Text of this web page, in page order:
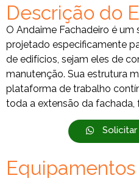
Descrição do
O Andaime Fachadeiro é
projetado especificamente
de edifícios, sejam eles de
manutenção. Sua estrutura
plataforma de trabalho
toda a extensão da